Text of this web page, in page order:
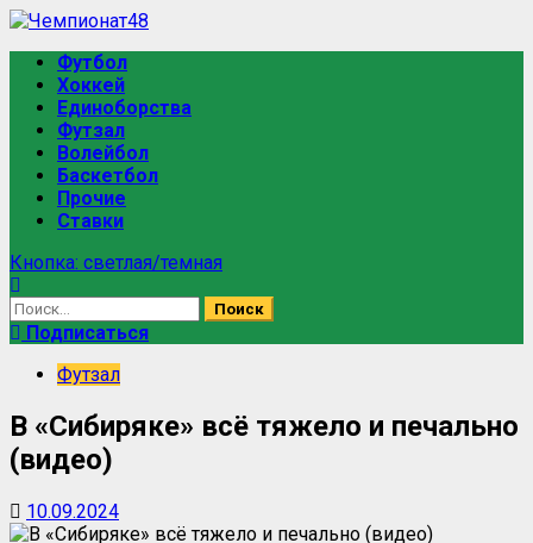
Перейти
содержимому
Основное
меню
Футбол
Хоккей
Единоборства
Футзал
Волейбол
Баскетбол
Прочие
Ставки
Кнопка: светлая/темная
Найти:
Подписаться
Футзал
В «Сибиряке» всё тяжело и печально
(видео)
10.09.2024